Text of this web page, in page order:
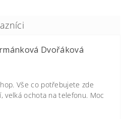
Dvořáková
Vše co potřebujete zde
velká ochota na telefonu. Moc